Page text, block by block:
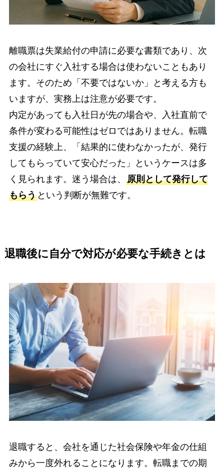
離職票は失業給付の申請に必要な書類であり、次
の会社にすぐ入社する場合は使わないこともあり
ます。そのため「不要ではないか」と考える方も
いますが、実務上は注意が必要です。
内定があっても入社日が先の場合や、入社直前で
条件が変わる可能性はゼロではありません。転職
支援の経験上、「結果的に使わなかったが、発行
してもらっていて安心だった」というケースは多
く見られます。迷う場合は、 原則として発行して
もらうという判断が無難です。
退職後に自分で対応が必要な手続きとは
退職すると、会社を通じた社会保険や年金の仕組
みから一度外れることになります。転職までの期